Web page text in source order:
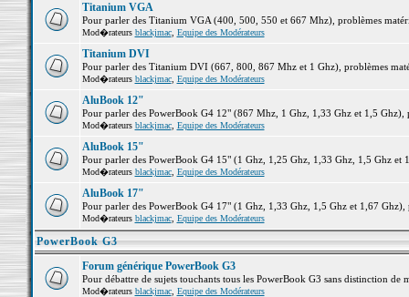
Titanium VGA
Pour parler des Titanium VGA (400, 500, 550 et 667 Mhz), problèmes
Mod�rateurs blackjmac, Equipe des Modérateurs
Titanium DVI
Pour parler des Titanium DVI (667, 800, 867 Mhz et 1 Ghz), problèmes
Mod�rateurs blackjmac, Equipe des Modérateurs
AluBook 12"
Pour parler des PowerBook G4 12" (867 Mhz, 1 Ghz, 1,33 Ghz et 1,5 Ghz),
Mod�rateurs blackjmac, Equipe des Modérateurs
AluBook 15"
Pour parler des PowerBook G4 15" (1 Ghz, 1,25 Ghz, 1,33 Ghz, 1,5 Ghz et
Mod�rateurs blackjmac, Equipe des Modérateurs
AluBook 17"
Pour parler des PowerBook G4 17" (1 Ghz, 1,33 Ghz, 1,5 Ghz et 1,67 Ghz),
Mod�rateurs blackjmac, Equipe des Modérateurs
PowerBook G3
Forum générique PowerBook G3
Pour débattre de sujets touchants tous les PowerBook G3 sans distinction de
Mod�rateurs blackjmac, Equipe des Modérateurs